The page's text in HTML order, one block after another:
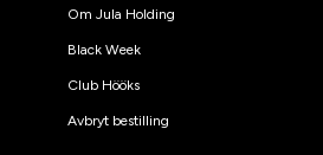
Om Jula Holding
Black Week
Club Hööks
Avbryt bestilling